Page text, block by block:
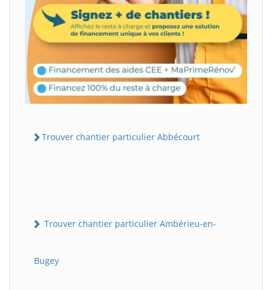
Trouver chantier particulier Abbécourt
Trouver chantier particulier Ambérieu-en-
Bugey